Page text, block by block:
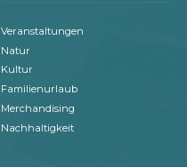
Veranstaltungen
Natur
Kultur
Familienurlaub
Merchandising
Nachhaltigkeit